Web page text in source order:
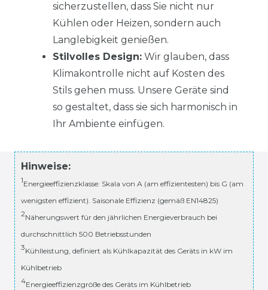
sicherzustellen, dass Sie nicht nur
Kühlen oder Heizen, sondern auch
Langlebigkeit genießen.
Stilvolles Design: Wir glauben, dass
Klimakontrolle nicht auf Kosten des
Stils gehen muss. Unsere Geräte sind
so gestaltet, dass sie sich harmonisch in
Ihr Ambiente einfügen.
Hinweise:
1Energieeffizienzklasse: Skala von A (am effizientesten) bis G (am
wenigsten effizient). Saisonale Effizienz (gemäß EN14825)
2Näherungswert für den jährlichen Energieverbrauch bei
durchschnittlich 500 Betriebsstunden
3Kühlleistung, definiert als Kühlkapazität des Geräts in kW im
Kühlbetrieb
4Energieeffizienzgröße des Geräts im Kühlbetrieb